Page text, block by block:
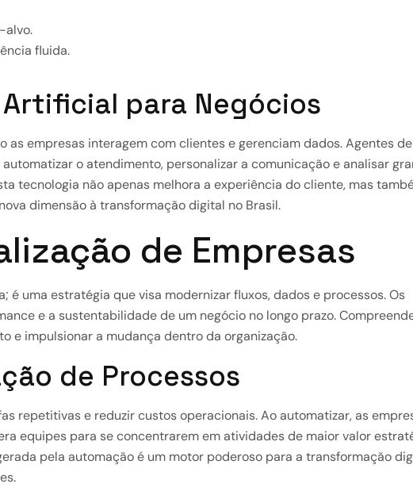
alvo.
fluida.
para Negócios
empresas interagem com clientes e gerenciam dados. Agentes de
o atendimento, personalizar a comunicação e analisar
tecnologia não apenas melhora a experiência do cliente, mas
dimensão à transformação digital no Brasil.
de Empresas
uma estratégia que visa modernizar fluxos, dados e processos. Os
e a sustentabilidade de um negócio no longo prazo.
e impulsionar a mudança dentro da organização.
de Processos
repetitivas e reduzir custos operacionais. Ao automatizar, as
equipes para se concentrarem em atividades de maior valor
pela automação é um motor poderoso para a transformação